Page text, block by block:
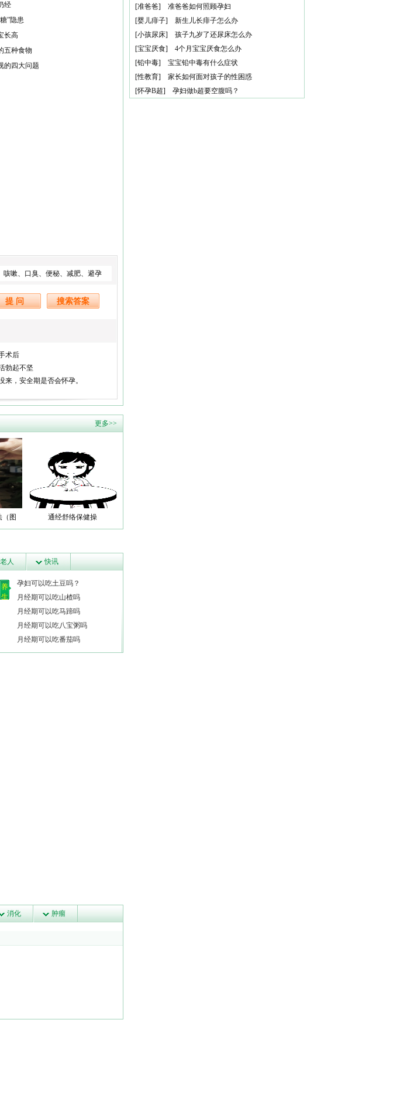
经
”隐患
长高
五种食物
的四大问题
咳嗽、 口臭、 便秘、 减肥、 避孕
术后
勃起不坚
来，安全期是否会怀孕。
更多>>
图 通经舒络保健操
老人 快讯
养
生
孕妇可以吃土豆吗？
月经期可以吃山楂吗
月经期可以吃马蹄吗
月经期可以吃八宝粥吗
月经期可以吃番茄吗
消化 肿瘤
[准爸爸]
准爸爸如何照顾孕妇
[婴儿痱子]
新生儿长痱子怎么办
[小孩尿床]
孩子九岁了还尿床怎么办
[宝宝厌食]
4个月宝宝厌食怎么办
[铅中毒]
宝宝铅中毒有什么症状
[性教育]
家长如何面对孩子的性困惑
[怀孕B超] 孕妇做b超要空腹吗？